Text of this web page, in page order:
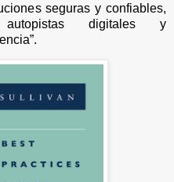
seguras y confiables,
autopistas digitales y